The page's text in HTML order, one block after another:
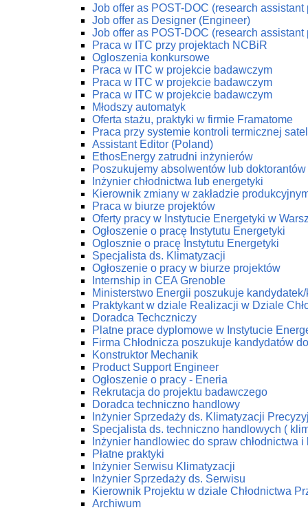
Job offer as POST-DOC (research assistant
Job offer as Designer (Engineer)
Job offer as POST-DOC (research assistant
Praca w ITC przy projektach NCBiR
Ogloszenia konkursowe
Praca w ITC w projekcie badawczym
Praca w ITC w projekcie badawczym
Praca w ITC w projekcie badawczym
Młodszy automatyk
Oferta stażu, praktyki w firmie Framatome
Praca przy systemie kontroli termicznej
Assistant Editor (Poland)
EthosEnergy zatrudni inżynierów
Poszukujemy absolwentów lub
Inżynier chłodnictwa lub energetyki
Kierownik zmiany w zakładzie
Praca w biurze projektów
Oferty pracy w Instytucie Energetyki w
Ogłoszenie o pracę Instytutu Energetyki
Oglosznie o pracę Instytutu Energetyki
Specjalista ds. Klimatyzacji
Ogłoszenie o pracy w biurze projektów
Internship in CEA Grenoble
Ministerstwo Energii poszukuje
Praktykant w dziale Realizacji w Dziale
Doradca Techczniczy
Platne prace dyplomowe w Instytucie
Firma Chłodnicza poszukuje kandydatów
Konstruktor Mechanik
Product Support Engineer
Ogłoszenie o pracy - Eneria
Rekrutacja do projektu badawczego
Doradca techniczno handlowy
Inżynier Sprzedaży ds. Klimatyzacji
Specjalista ds. techniczno handlowych (
Inżynier handlowiec do spraw chłodnictwa
Płatne praktyki
Inżynier Serwisu Klimatyzacji
Inżynier Sprzedaży ds. Serwisu
Kierownik Projektu w dziale Chłodnictwa
Archiwum